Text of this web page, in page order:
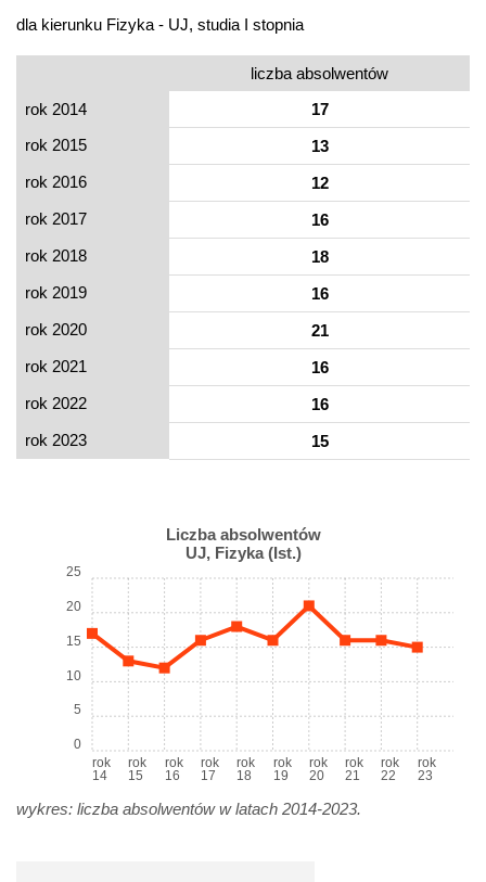
dla kierunku Fizyka - UJ, studia I stopnia
liczba absolwentów
rok 2014
17
rok 2015
13
rok 2016
12
rok 2017
16
rok 2018
18
rok 2019
16
rok 2020
21
rok 2021
16
rok 2022
16
rok 2023
15
Liczba absolwentów
UJ, Fizyka (Ist.)
rok
14
rok
15
rok
16
rok
17
rok
18
rok
19
rok
20
rok
21
rok
22
rok
23
0
5
10
15
20
25
wykres: liczba absolwentów w latach 2014-2023.